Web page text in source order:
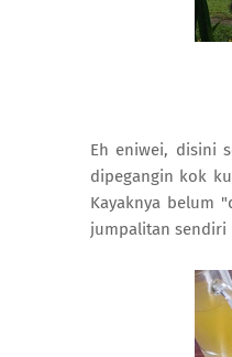
Eh eniwei, disini
dipegangin kok
Kayaknya belum
jumpalitan sendiri